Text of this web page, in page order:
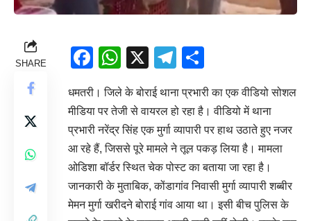
SHARE Facebook
WhatsApp
X Telegram
धमतरी। जिले के बोराई थाना प्रभारी का एक वीडियो सोशल
मीडिया पर तेजी से वायरल हो रहा है। वीडियो में थाना
प्रभारी नरेंद्र सिंह एक मुर्गा व्यापारी पर हाथ उठाते हुए नजर
आ रहे हैं, जिससे पूरे मामले ने तूल पकड़ लिया है। मामला
ओडिशा बॉर्डर स्थित चेक पोस्ट का बताया जा रहा है।
जानकारी के मुताबिक, कोंडागांव निवासी मुर्गा व्यापारी शब्बीर
मेमन मुर्गा खरीदने बोराई गांव आया था। इसी बीच पुलिस के